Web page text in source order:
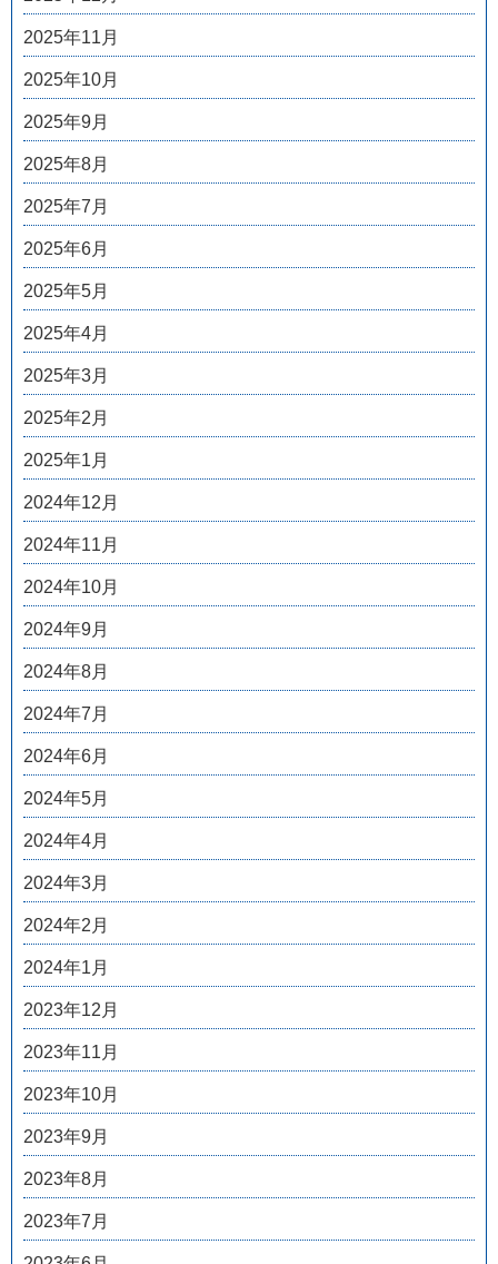
2025年11月
2025年10月
2025年9月
2025年8月
2025年7月
2025年6月
2025年5月
2025年4月
2025年3月
2025年2月
2025年1月
2024年12月
2024年11月
2024年10月
2024年9月
2024年8月
2024年7月
2024年6月
2024年5月
2024年4月
2024年3月
2024年2月
2024年1月
2023年12月
2023年11月
2023年10月
2023年9月
2023年8月
2023年7月